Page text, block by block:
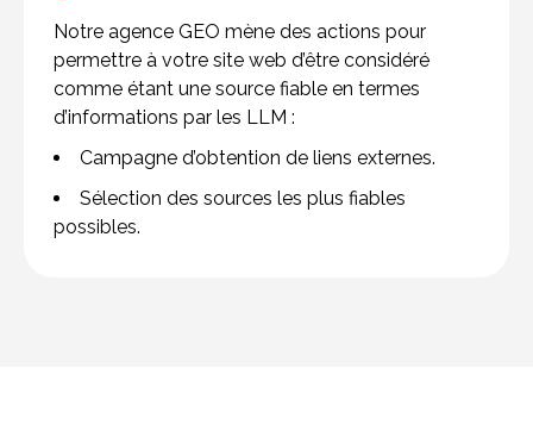
Notre agence GEO mène des actions pour
permettre à votre site web d’être considéré
comme étant une source fiable en termes
d’informations par les LLM :
Campagne d’obtention de liens externes.
Sélection des sources les plus fiables
possibles.